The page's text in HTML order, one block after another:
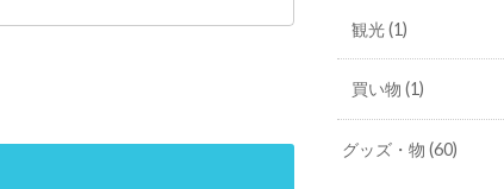
観光(1)
買い物 (1)
グッズ・物(60)